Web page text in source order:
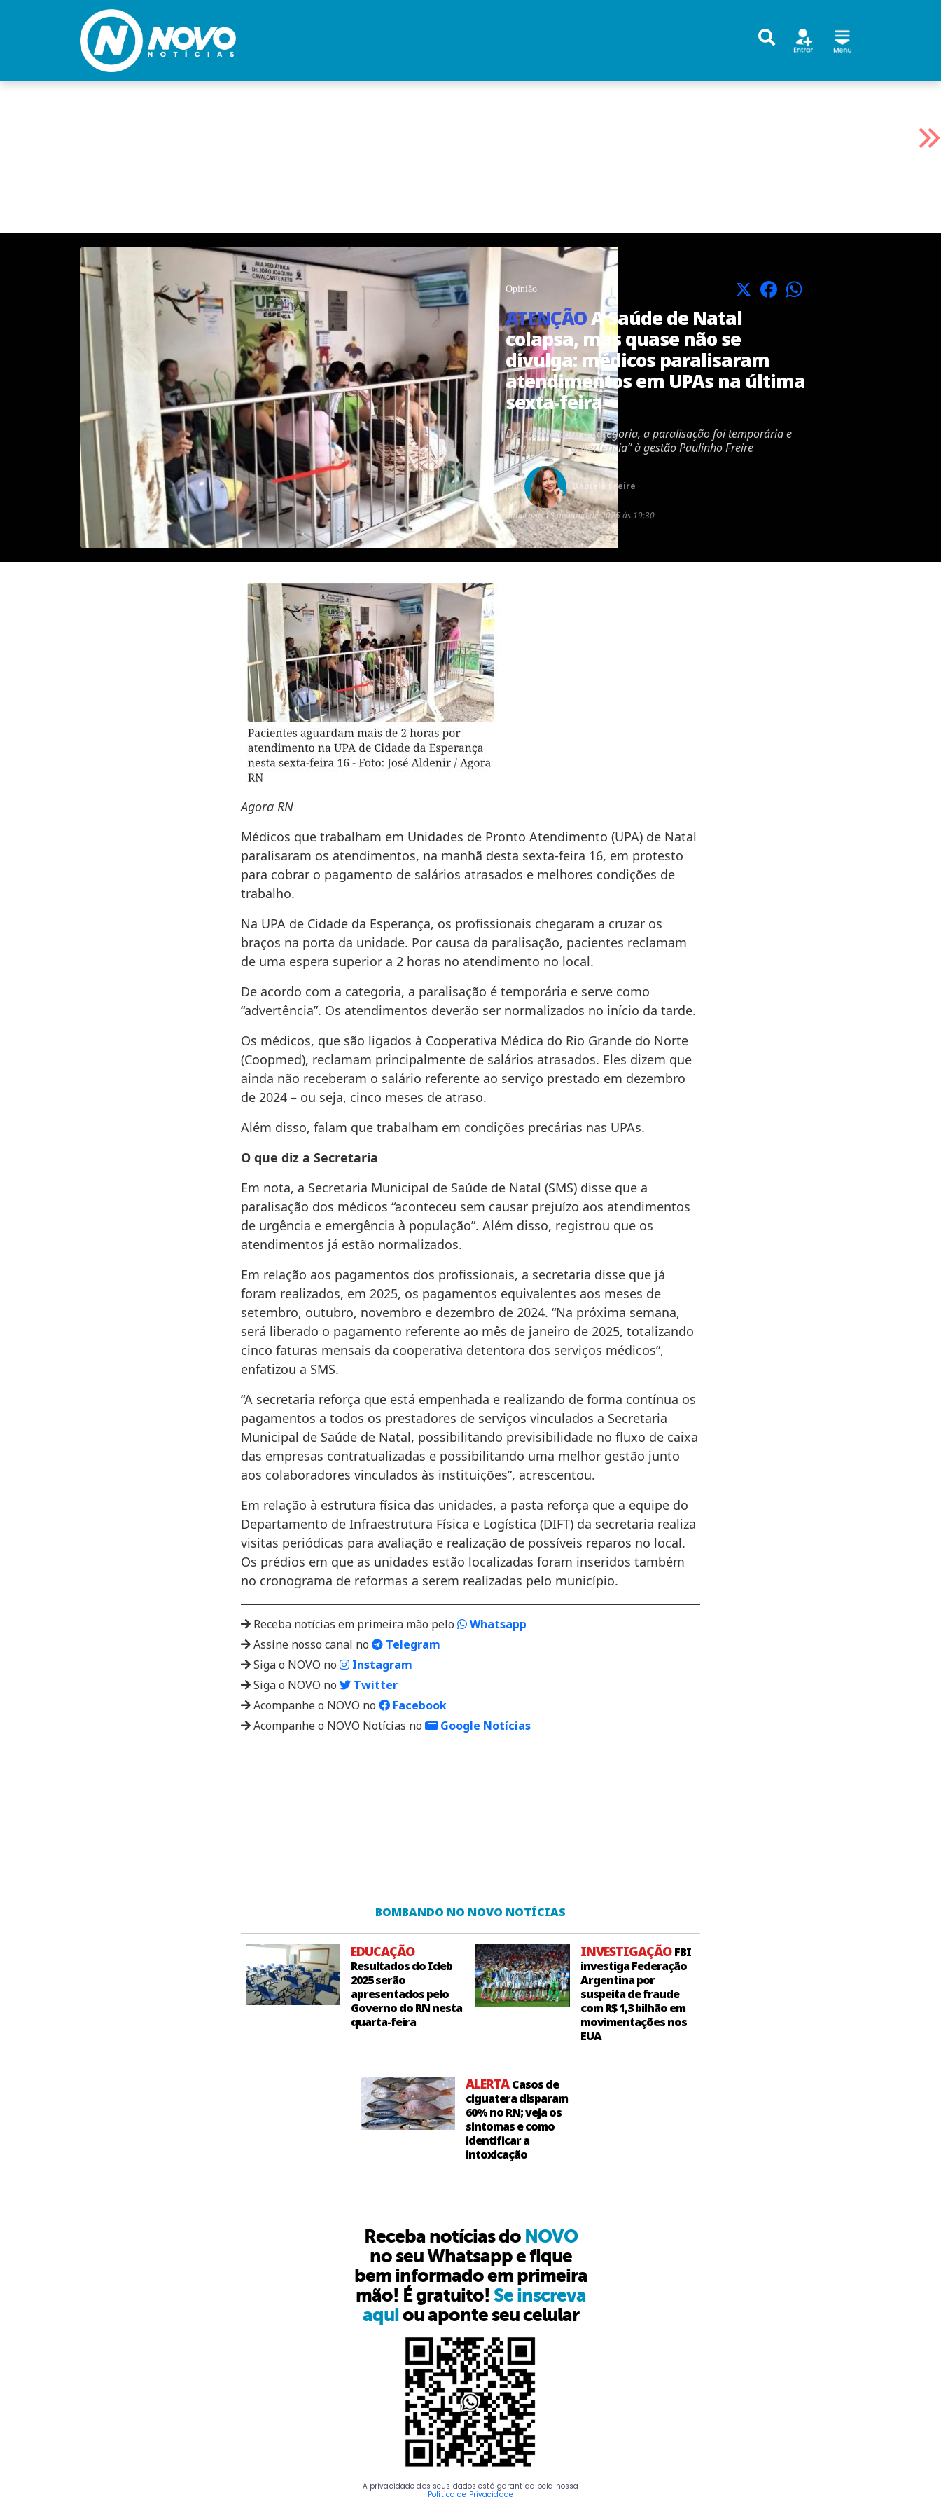
Opinião X Facebook
ATENÇÃOA Saúde de Natal
colapsa, mas quase não se
divulga: médicos paralisaram
atendimentos em UPAs na última
sexta-feira
De acordo com a categoria, a paralisação foi temporária e
serviu como “advertência” à gestão Paulinho Freire
por: Daniela Freire
Publicado18 de maio de 2025 às 19:30
Agora RN
Médicos que trabalham em Unidades de Pronto Atendimento (UPA) de Natal
paralisaram os atendimentos, na manhã desta sexta-feira 16, em protesto
para cobrar o pagamento de salários atrasados e melhores condições de
trabalho.
Na UPA de Cidade da Esperança, os profissionais chegaram a cruzar os
braços na porta da unidade. Por causa da paralisação, pacientes reclamam
de uma espera superior a 2 horas no atendimento no local.
De acordo com a categoria, a paralisação é temporária e serve como
“advertência”. Os atendimentos deverão ser normalizados no início da tarde.
Os médicos, que são ligados à Cooperativa Médica do Rio Grande do Norte
(Coopmed), reclamam principalmente de salários atrasados. Eles dizem que
ainda não receberam o salário referente ao serviço prestado em dezembro
de 2024 – ou seja, cinco meses de atraso.
Além disso, falam que trabalham em condições precárias nas UPAs.
O que diz a Secretaria
Em nota, a Secretaria Municipal de Saúde de Natal (SMS) disse que a
paralisação dos médicos “aconteceu sem causar prejuízo aos atendimentos
de urgência e emergência à população”. Além disso, registrou que os
atendimentos já estão normalizados.
Em relação aos pagamentos dos profissionais, a secretaria disse que já
foram realizados, em 2025, os pagamentos equivalentes aos meses de
setembro, outubro, novembro e dezembro de 2024. “Na próxima semana,
será liberado o pagamento referente ao mês de janeiro de 2025, totalizando
cinco faturas mensais da cooperativa detentora dos serviços médicos”,
enfatizou a SMS.
“A secretaria reforça que está empenhada e realizando de forma contínua os
pagamentos a todos os prestadores de serviços vinculados a Secretaria
Municipal de Saúde de Natal, possibilitando previsibilidade no fluxo de caixa
das empresas contratualizadas e possibilitando uma melhor gestão junto
aos colaboradores vinculados às instituições”, acrescentou.
Em relação à estrutura física das unidades, a pasta reforça que a equipe do
Departamento de Infraestrutura Física e Logística (DIFT) da secretaria realiza
visitas periódicas para avaliação e realização de possíveis reparos no local.
Os prédios em que as unidades estão localizadas foram inseridos também
no cronograma de reformas a serem realizadas pelo município.
Receba notícias em primeira mão pelo
Whatsapp
Assine nosso canal no
Telegram
Siga o NOVO no
Instagram
Siga o NOVO no
Twitter
Acompanhe o NOVO no
Facebook
Acompanhe o NOVO Notícias no
Google Notícias
BOMBANDO NO NOVO NOTÍCIAS
EDUCAÇÃO
Resultados do Ideb
2025 serão
apresentados pelo
Governo do RN nesta
quarta-feira
INVESTIGAÇÃOFBI
investiga Federação
Argentina por
suspeita de fraude
com R$ 1,3 bilhão em
movimentações nos
EUA
ALERTACasos de
ciguatera disparam
60% no RN; veja os
sintomas e como
identificar a
intoxicação
Receba notícias do NOVO
no seu Whatsapp e fique
bem informado em primeira
mão! É gratuito! Se inscreva
aquiou aponte seu celular
A privacidade dos seus dados está garantida pela nossa
Política de Privacidade